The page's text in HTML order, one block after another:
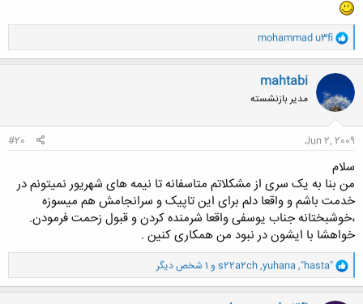
کلیک کنید تا باز شود...
و
ا
ک
ن
ه
ا
mohammad u3fi
mahtabi
مدیر بازنشسته
Jun 2, 2009
#20
سلام
من بنا به یک سری از مشکلاتم متاسفانه تا نیمه های شهریور نمیتونم در
خدمت باشم و واقعا دلم برای این تاپیک و سرانجامش هم میسوزه
،خوشبختانه جناب یوسفی واقعا شرمنده کردن و قبول زحمت فرمودن.
خواهشا با ایشون در نبود من همکاری کنین .
و
ا
ک
"hasta"
,
yuhana
,
s22a2ch و 1 شخص دیگر